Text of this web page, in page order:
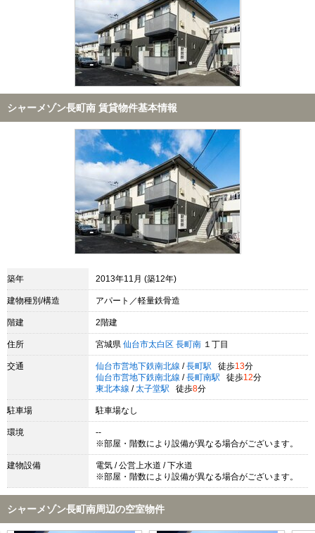
シャーメゾン長町南 賃貸物件基本情報
築年 2013年11月 (築12年)
建物種別/構造 アパート／軽量鉄骨造
階建 2階建
住所 宮城県 仙台市太白区 長町南 １丁目
交通 仙台市営地下鉄南北線 / 長町駅 徒歩13分
仙台市営地下鉄南北線 / 長町南駅 徒歩12分
東北本線 / 太子堂駅 徒歩8分
駐車場 駐車場なし
環境
--
※部屋・階数により設備が異なる場合がございます。
建物設備
電気 / 公営上水道 / 下水道
※部屋・階数により設備が異なる場合がございます。
シャーメゾン長町南周辺の空室物件